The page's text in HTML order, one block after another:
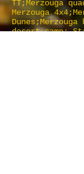
TT;Merzouga
Merzouga
desert camp;